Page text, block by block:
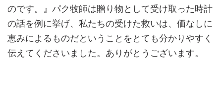
のです。』パク牧師は贈り物として受け取った時計
の話を例に挙げ、私たちの受けた救いは、価なしに
恵みによるものだということをとても分かりやすく
伝えてくださいました。ありがとうございます。